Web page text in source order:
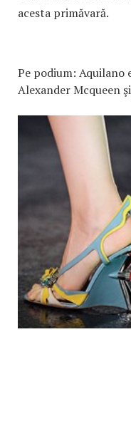
acesta primăvară.
Pe podium: Aquilano
Alexander Mcqueen